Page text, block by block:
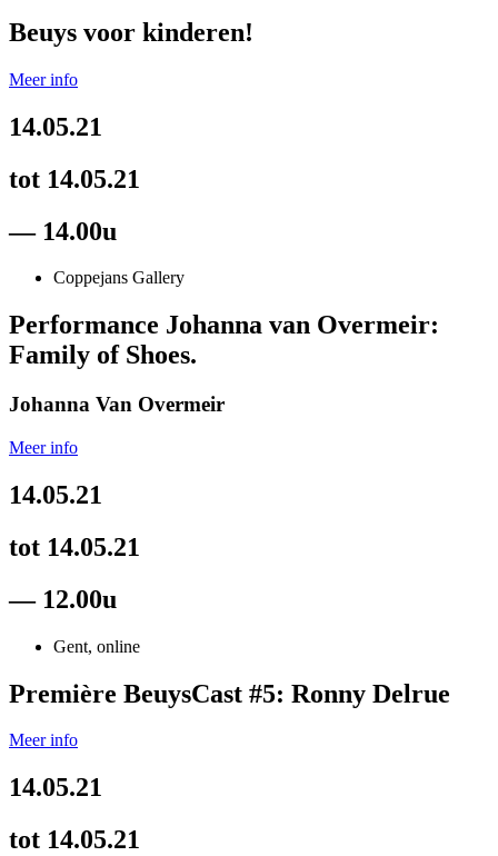
Beuys voor kinderen!
Meer info
14.05.21
tot 14.05.21
— 14.00u
Coppejans Gallery
Performance Johanna van Overmeir:
Family of Shoes.
Johanna Van Overmeir
Meer info
14.05.21
tot 14.05.21
— 12.00u
Gent, online
Première BeuysCast #5: Ronny Delrue
Meer info
14.05.21
tot 14.05.21